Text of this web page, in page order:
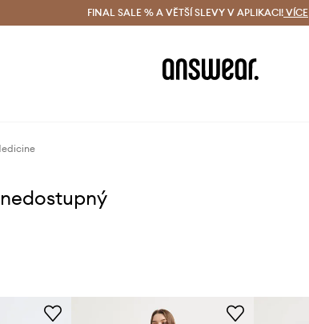
a vrácení zdarma (od 1800 Kč) Doručení i do 24 h
FINAL SALE % A VĚTŠÍ SLEVY V APLIKACI! VÍCE